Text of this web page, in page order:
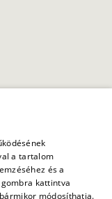
a tartalom
és a
kattintva
módosíthatja.